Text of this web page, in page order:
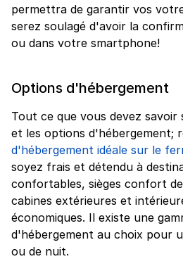
permettra de garantir vos
serez soulagé d'avoir la
ou dans votre smartphone!
Options d'hébergement
Tout ce que vous devez
et les options d'hébergement;
d'hébergement idéale sur le
soyez frais et détendu à
confortables, sièges confort
cabines extérieures et
économiques. Il existe une
d'hébergement au choix pour
ou de nuit.